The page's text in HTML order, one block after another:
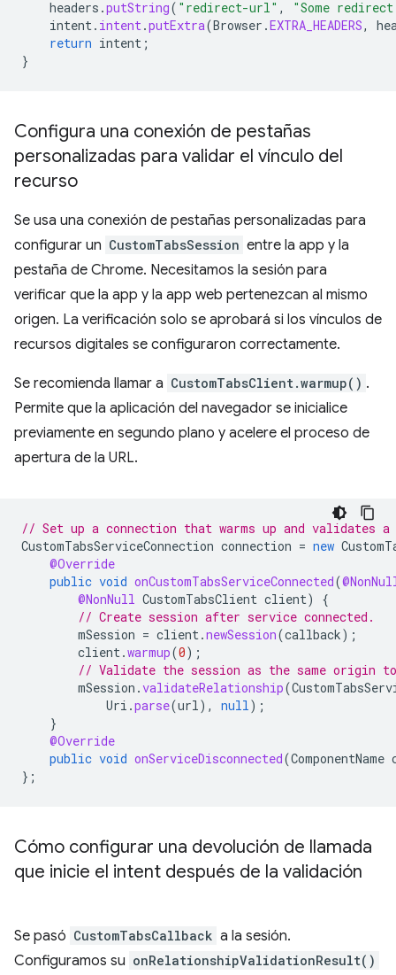
headers .putString( "redirect-url" ,
"Some
intent. intent.putExtra(Browser .EXTRA_HEADERS,
return intent ;
}
Configura una conexión de pestañas
personalizadas para validar el vínculo del
recurso
Se usa una conexión de pestañas personalizadas para
configurar un CustomTabsSession entre la app y la
pestaña de Chrome. Necesitamos la sesión para
verificar que la app y la app web pertenezcan al mismo
origen. La verificación solo se aprobará si los vínculos de
recursos digitales se configuraron correctamente.
Se recomienda llamar a CustomTabsClient.warmup() .
Permite que la aplicación del navegador se inicialice
previamente en segundo plano y acelere el proceso de
apertura de la URL.
// Set up a connection that warms up and validates a
CustomTabsServiceConnection connection = new
@Override
public void onCustomTabsServiceConnected(
@NonNull CustomTabsClient client)
{
// Create session after service connected.
mSession = client.newSession(callback);
client.warmup(0);
// Validate the session as the same origin
mSession .validateRelationship(
Uri .parse(url), null);
}
@Override
public void onServiceDisconnected(ComponentName
};
Cómo configurar una devolución de llamada
que inicie el intent después de la validación
Se pasó CustomTabsCallback a la sesión.
Configuramos su onRelationshipValidationResult()